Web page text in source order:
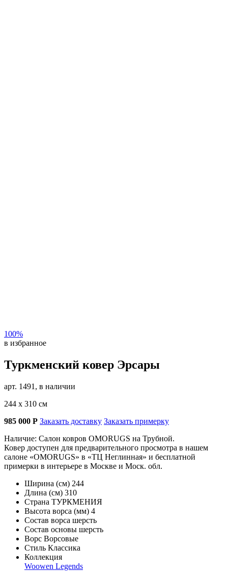
100%
в избранное
Туркменский ковер Эрсары
арт. 1491, в наличии
244 х 310 см
985 000 Р Заказать доставку Заказать примерку
Наличие: Салон ковров OMORUGS на Трубной.
Ковер доступен для предварительного просмотра в нашем
салоне «OMORUGS» в «ТЦ Неглинная» и бесплатной
примерки в интерьере в Москве и Моск. обл.
Ширина (см) 244
Длина (см) 310
Страна ТУРКМЕНИЯ
Высота ворса (мм) 4
Состав ворса шерсть
Состав основы шерсть
Ворс Ворсовые
Стиль Классика
Коллекция
Woowen Legends